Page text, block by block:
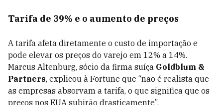
Tarifa de 39% e o aumento de preços
A tarifa afeta diretamente o custo de importação e
pode elevar os preços do varejo em 12% a 14%.
Marcus Altenburg, sócio da firma suíça Goldblum &
Partners, explicou à Fortune que “não é realista que
as empresas absorvam a tarifa, o que significa que os
preços nos EUA subirão drasticamente”.